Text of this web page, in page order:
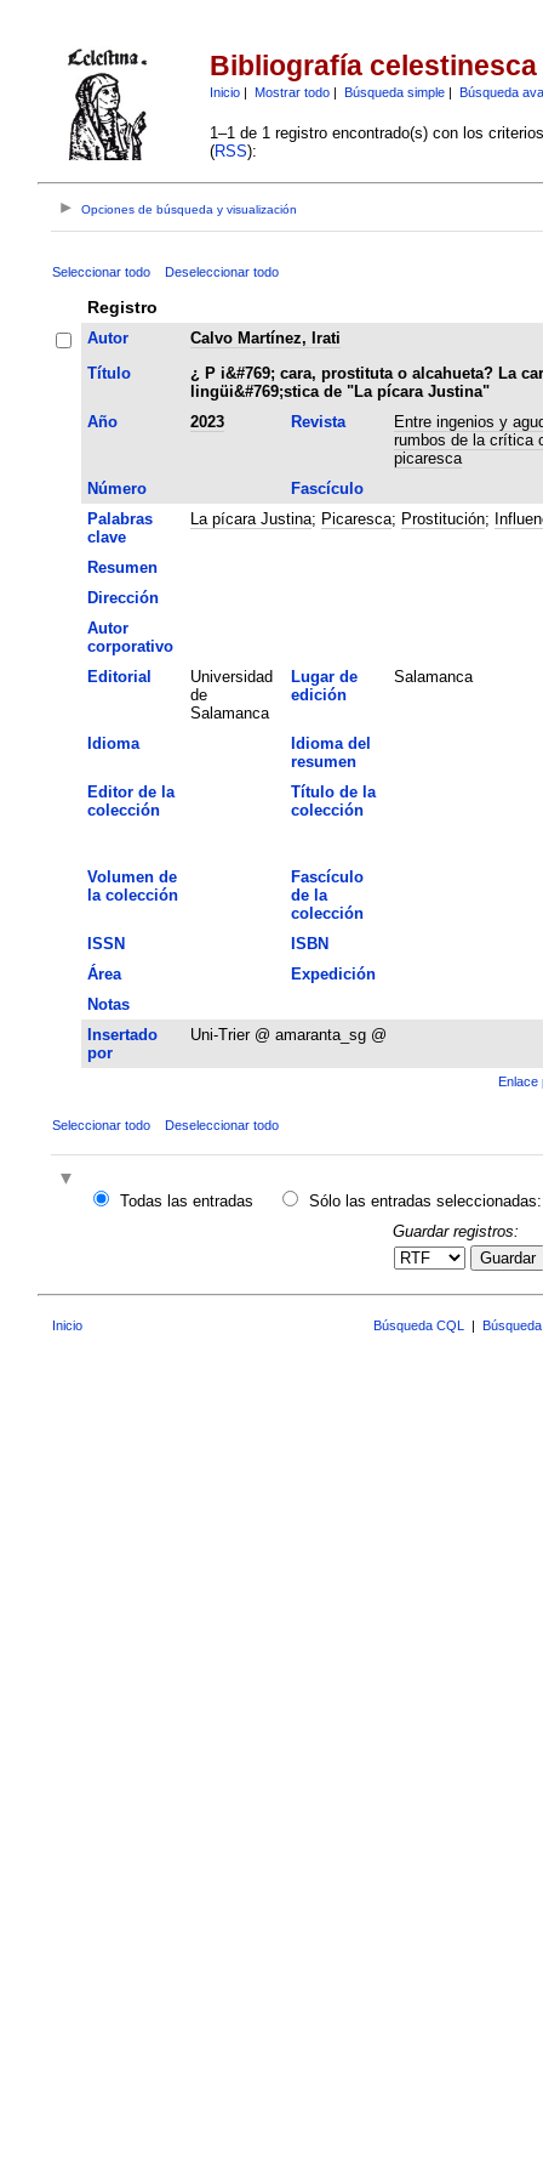
Bibliografía celestinesca
Inicio| Mostrar todo| Búsqueda simple| Búsqueda
1–1 de 1 registro encontrado(s) con los
(RSS):
Opciones de búsqueda y visualización
Seleccionar todo Deseleccionar todo
Registro
Autor
Calvo Martínez, Irati
Título
¿ P i&#769; cara, prostituta o alcahueta? La
lingüi&#769;stica de "La pícara Justina"
Año
2023 Revista
Entre ingenios y
rumbos de la crítica
picaresca
Número
Fascículo
Palabras
clave
La pícara Justina; Picaresca; Prostitución;
Resumen
Dirección
Autor
corporativo
Editorial
Universidad
de
Salamanca
Lugar de
edición
Salamanca
Idioma
Idioma del
resumen
Editor de la
colección
Título de la
colección
Volumen de
la colección
Fascículo
de la
colección
ISSN
ISBN
Área
Expedición
Notas
Insertado
por
Uni-Trier @ amaranta_sg @
Enlace
Seleccionar todo Deseleccionar todo
Todas las entradas
Sólo las entradas seleccionadas:
Guardar registros:
Guardar
Inicio Búsqueda CQL